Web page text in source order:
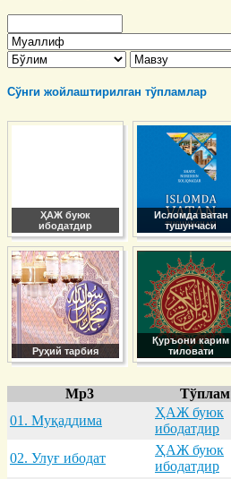
Сўнги жойлаштирилган тўпламлар
ҲАЖ буюк
ибодатдир
Исломда ватан
тушунчаси
Руҳий тарбия
Қуръони карим
тиловати
Mp3 Тўплам
01. Муқaддимa
ҲАЖ буюк
ибодатдир
02. Улуғ ибодaт
ҲАЖ буюк
ибодатдир